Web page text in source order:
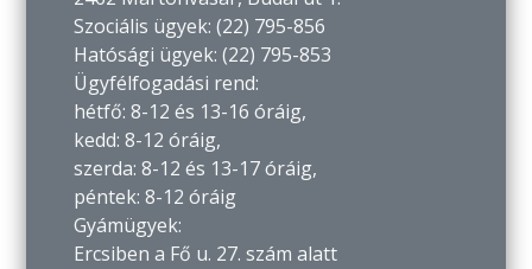
Szociális ügyek: (22) 795-856
Hatósági ügyek: (22) 795-853
Ügyfélfogadási rend:
hétfő: 8-12 és 13-16 óráig,
kedd: 8-12 óráig,
szerda: 8-12 és 13-17 óráig,
péntek: 8-12 óráig
Gyámügyek:
Ercsiben a Fő u. 27. szám alatt